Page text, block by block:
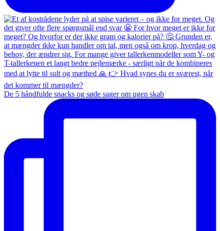
De 5 håndfulde snacks og søde sager om ugen skab